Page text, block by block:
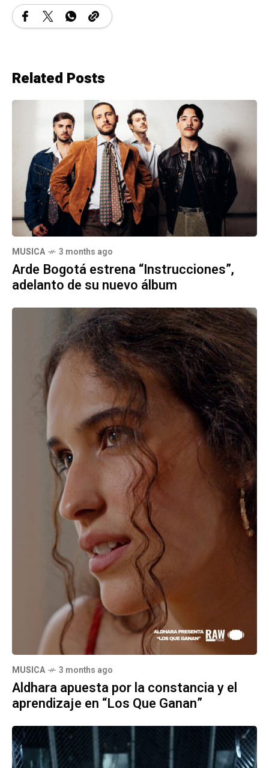
Related Posts
MUSICA 3 months ago
Arde Bogotá estrena “Instrucciones”,
adelanto de su nuevo álbum
MUSICA 3 months ago
Aldhara apuesta por la constancia y el
aprendizaje en “Los Que Ganan”